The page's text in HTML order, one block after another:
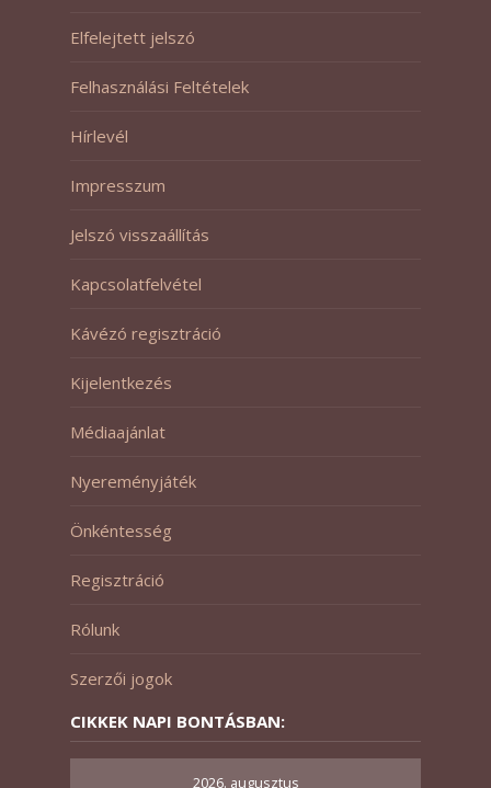
Elfelejtett jelszó
Felhasználási Feltételek
Hírlevél
Impresszum
Jelszó visszaállítás
Kapcsolatfelvétel
Kávézó regisztráció
Kijelentkezés
Médiaajánlat
Nyereményjáték
Önkéntesség
Regisztráció
Rólunk
Szerzői jogok
CIKKEK NAPI BONTÁSBAN:
2026. augusztus